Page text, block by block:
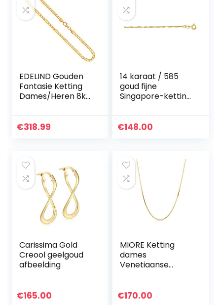
EDELIND Gouden
Fantasie Ketting
Dames/Heren 8k
Breedte 3.5 mm
€318.99
14 karaat / 585
goud fijne
Singapore-ketting
€148.00
Carissima Gold
Creool geelgoud
afbeelding
€165.00
MIORE Ketting
dames
Venetiaanse
/ 375 goud, lengte
€170.00